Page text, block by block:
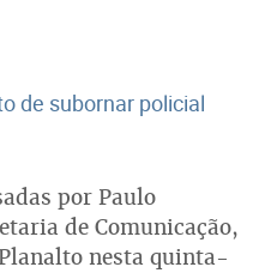
de subornar policial
por Paulo
de Comunicação,
nesta quinta-